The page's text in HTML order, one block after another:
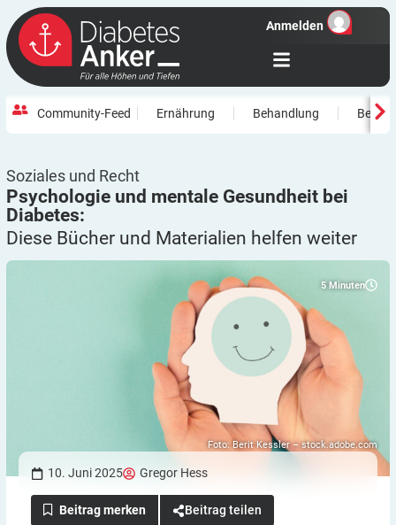
Anmelden
Community-Feed Ernährung Behandlung
Soziales und Recht
Psychologie und mentale Gesundheit bei
Diabetes:
Diese Bücher und Materialien helfen weiter
5 Minuten
Foto: Berit Kessler – stock.adobe.com
10. Juni 2025 Gregor Hess
Beitrag teilen